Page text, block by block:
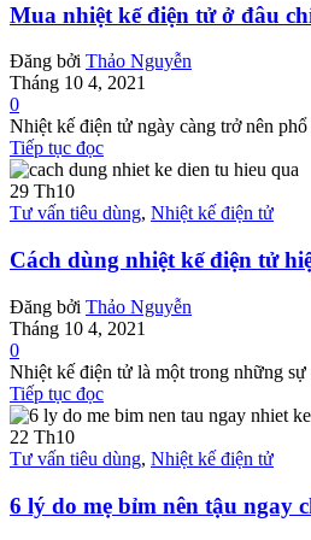
Mua nhiệt kế điện tử ở đâu
Đăng bởi Thảo Nguyễn
Tháng 10 4, 2021
0
Nhiệt kế điện tử ngày càng trở nên
Tiếp tục đọc
29 Th10
Tư vấn tiêu dùng, Nhiệt kế điện tử
Cách dùng nhiệt kế điện tử
Đăng bởi Thảo Nguyễn
Tháng 10 4, 2021
0
Nhiệt kế điện tử là một trong những
Tiếp tục đọc
22 Th10
Tư vấn tiêu dùng, Nhiệt kế điện tử
6 lý do mẹ bỉm nên tậu ngay